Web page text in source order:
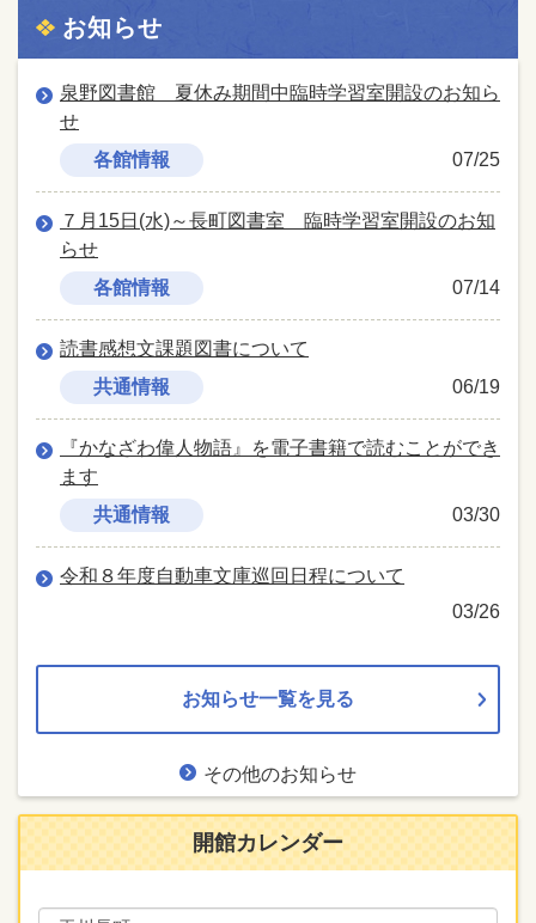
お知らせ
泉野図書館 夏休み期間中臨時学習室開設のお知ら
せ
07/25
各館情報
７月15日(水)～長町図書室 臨時学習室開設のお知
らせ
07/14
各館情報
読書感想文課題図書について
06/19
共通情報
『かなざわ偉人物語』を電子書籍で読むことができ
ます
03/30
共通情報
令和８年度自動車文庫巡回日程について
03/26
お知らせ一覧を見る
その他のお知らせ
開館カレンダー